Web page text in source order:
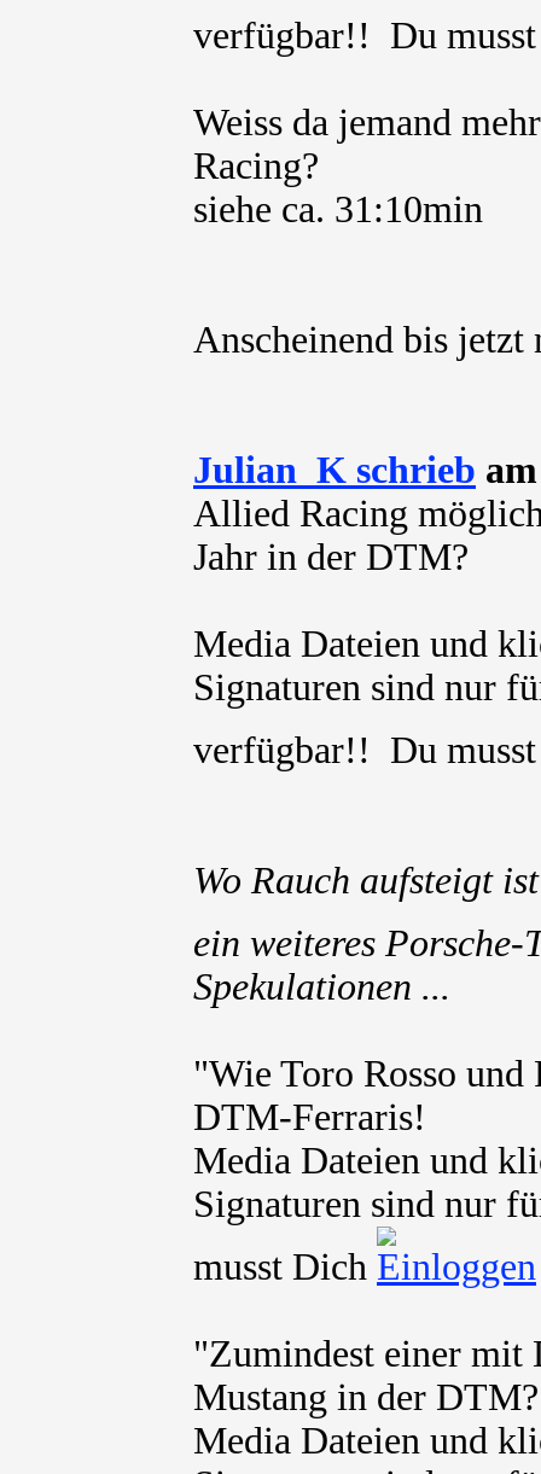
verfügbar!! Du
Weiss da jemand
Racing?
siehe ca. 31:10min
Anscheinend bis jetzt
Julian_K schrieb
Allied Racing
Jahr in der DTM?
Media Dateien und
Signaturen sind nur
verfügbar!! Du
Wo Rauch aufsteigt
ein weiteres
Spekulationen ...
"Wie Toro Rosso
DTM-Ferraris!
Media Dateien und
Signaturen sind nur
musst Dich
"Zumindest einer mit
Mustang in der DTM?
Media Dateien und